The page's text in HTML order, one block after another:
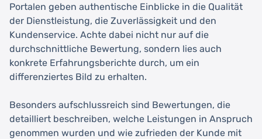
Portalen geben authentische Einblicke in die Qualität
der Dienstleistung, die Zuverlässigkeit und den
Kundenservice. Achte dabei nicht nur auf die
durchschnittliche Bewertung, sondern lies auch
konkrete Erfahrungsberichte durch, um ein
differenziertes Bild zu erhalten.
Besonders aufschlussreich sind Bewertungen, die
detailliert beschreiben, welche Leistungen in Anspruch
genommen wurden und wie zufrieden der Kunde mit